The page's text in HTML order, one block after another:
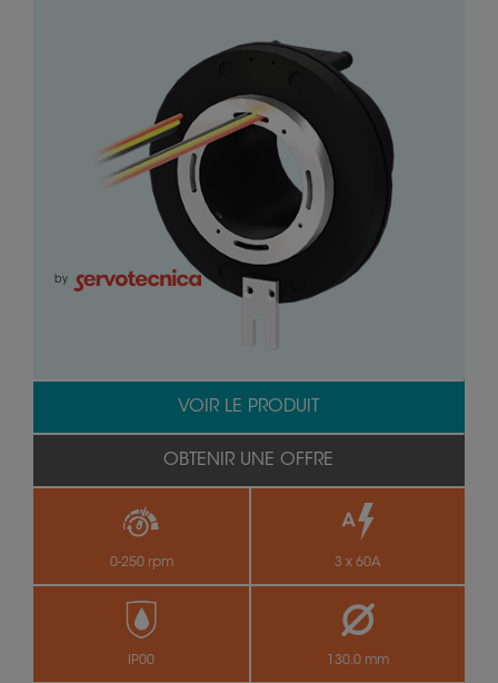
by
0-250 rpm 3 x 60A
IP00 130.0 mm
VOIR LE PRODUIT
OBTENIR UNE OFFRE